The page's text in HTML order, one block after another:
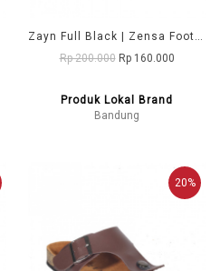
Zayn Full Black | Zensa Footwear Sandal Jepit Pria Casual
Rp 200.000 Rp 160.000
Produk Lokal Brand
Bandung
20%